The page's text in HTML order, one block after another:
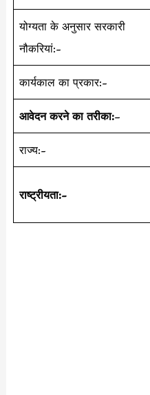
योग्यता के अनुसार सरकारी
नौकरियां:-
कार्यकाल का प्रकार:-
आवेदन करने का तरीका:–
राज्य:-
राष्ट्रीयता:-